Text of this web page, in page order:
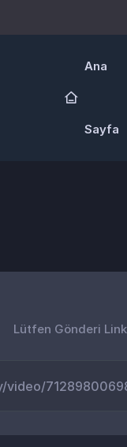
Ana
Sayfa
Lütfen Gönderi